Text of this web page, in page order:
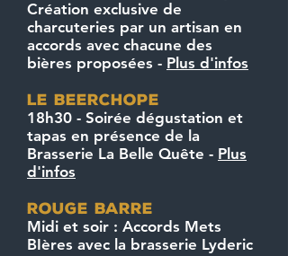
Création exclusive de
charcuteries par un artisan en
accords avec chacune des
bières proposées - Plus d'infos
le beerchope
18h30 - Soirée dégustation et
tapas en présence de la
Brasserie La Belle Quête - Plus
d'infos
ROUGE BARRE
Midi et soir : Accords Mets
BIères avec la brasserie Lyderic